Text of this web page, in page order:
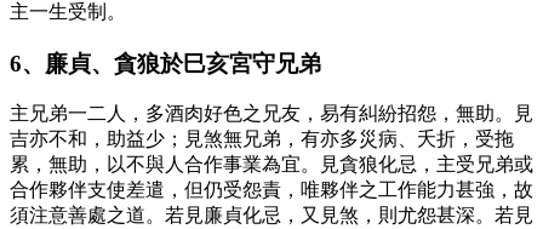
主一生受制。
6、廉貞、貪狼於巳亥宮守兄弟
主兄弟一二人，多酒肉好色之兄友，易有糾紛招怨，無助。見
吉亦不和，助益少；見煞無兄弟，有亦多災病、夭折，受拖
累，無助，以不與人合作事業為宜。見貪狼化忌，主受兄弟或
合作夥伴支使差遣，但仍受怨責，唯夥伴之工作能力甚強，故
須注意善處之道。若見廉貞化忌，又見煞，則尤怨甚深。若見